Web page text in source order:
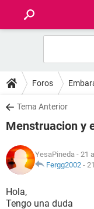
FOROS
SALUD
NUTRICIÓN
BIENESTAR
Foros
Tema Anterior
Menstruacion y
YesaPineda - 21
Fergg2002 -
Hola,
Tengo una duda